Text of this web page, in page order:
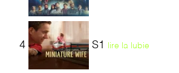
4 S1 lire la lubie